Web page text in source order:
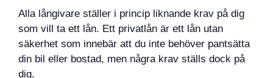
Alla långivare ställer i princip liknande krav på dig
som vill ta ett lån. Ett privatlån är ett lån utan
säkerhet som innebär att du inte behöver pantsätta
din bil eller bostad, men några krav ställs dock på
dig.